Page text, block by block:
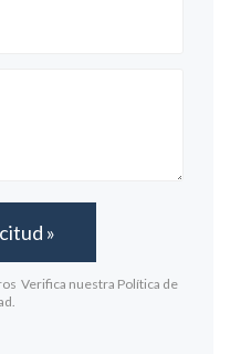
Verifica nuestra Política de